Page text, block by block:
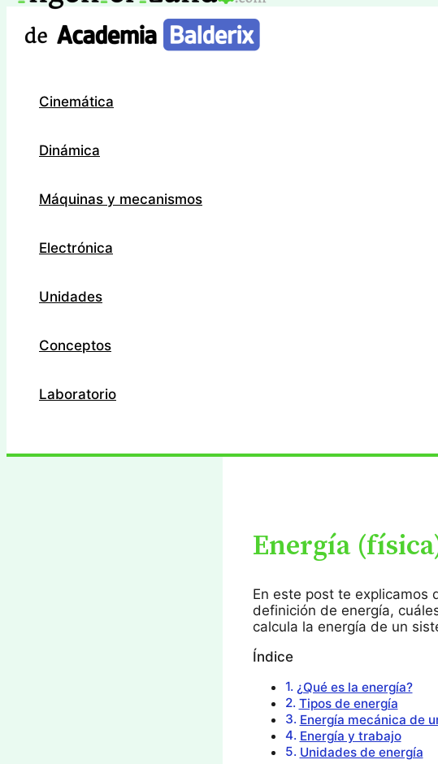
contenido
Cinemática
Dinámica
Máquinas y mecanismos
Electrónica
Unidades
Conceptos
Laboratorio
Energía
En este post te explicamos
definición de energía,
calcula la energía de un
Índice
¿Qué es la energía?
Tipos de energía
Energía mecánica de
Energía y trabajo
Unidades de energía